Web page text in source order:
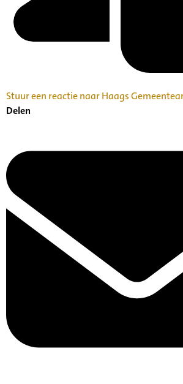
Stuur een reactie naar Haags
Delen